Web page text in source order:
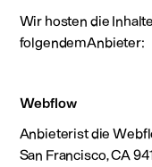
Wir hosten die
folgendemAnbieter:
Webflow
Anbieterist die
San Francisco, CA